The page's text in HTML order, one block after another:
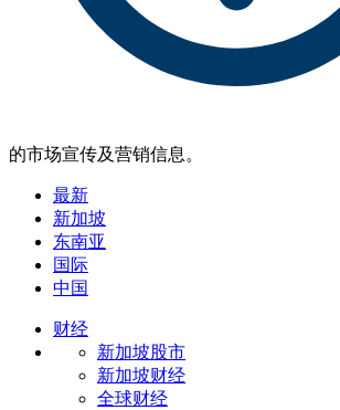
的市场宣传及营销信息。
最新
新加坡
东南亚
国际
中国
财经
新加坡股市
新加坡财经
全球财经